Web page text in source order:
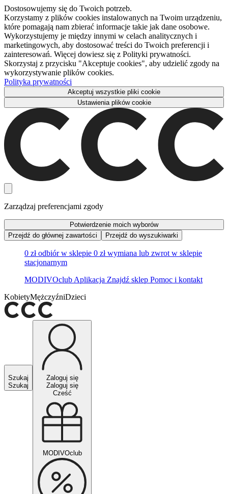
Dostosowujemy się do Twoich potrzeb.
Korzystamy z plików cookies instalowanych na Twoim urządzeniu,
które pomagają nam zbierać informacje takie jak dane osobowe.
Wykorzystujemy je między innymi w celach analitycznych i
marketingowych, aby dostosować treści do Twoich preferencji i
zainteresowań. Więcej dowiesz się z Polityki prywatności.
Skorzystaj z przycisku "Akceptuje cookies", aby udzielić zgody na
wykorzystywanie plików cookies.
Polityka prywatności
Akceptuj wszystkie pliki cookie
Ustawienia plików cookie
Zarządzaj preferencjami zgody
Potwierdzenie moich wyborów
Przejdź do głównej zawartości
Przejdź do wyszukiwarki
0 zł odbiór w sklepie 0 zł wymiana lub zwrot w sklepie
stacjonarnym
MODIVOclub Aplikacja Znajdź sklep Pomoc i kontakt
KobietyMężczyźniDzieci
Szukaj
Szukaj
Zaloguj się
Zaloguj się
Cześć
MODIVOclub